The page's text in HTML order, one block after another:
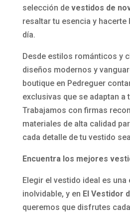
selección de vestidos de
resaltar tu esencia y hacerte
día.
Desde estilos románticos y
diseños modernos y
boutique en Pedreguer
exclusivas que se adaptan
Trabajamos con firmas
materiales de alta calidad
cada detalle de tu vestido
Encuentra los mejores
Elegir el vestido ideal es una
inolvidable, y en El Vestidor
queremos que disfrutes